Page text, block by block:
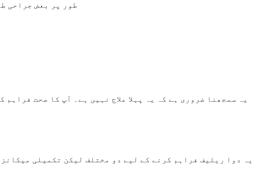
طور پر بعض جراحی
یہ سمجھنا ضروری ہے کہ یہ پہلا علاج نہیں ہے۔ آپ کا صحت
یہ دوا ریلیف فراہم کرنے کے لیے دو مختلف لیکن تکمیلی